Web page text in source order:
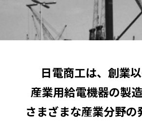
日電商工は、創業
産業用給電機器の製
さまざまな産業分野の